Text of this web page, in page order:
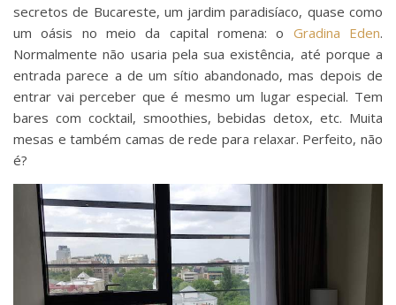
secretos de Bucareste, um jardim paradisíaco, quase como
um oásis no meio da capital romena: o Gradina Eden.
Normalmente não usaria pela sua existência, até porque a
entrada parece a de um sítio abandonado, mas depois de
entrar vai perceber que é mesmo um lugar especial. Tem
bares com cocktail, smoothies, bebidas detox, etc. Muita
mesas e também camas de rede para relaxar. Perfeito, não
é?